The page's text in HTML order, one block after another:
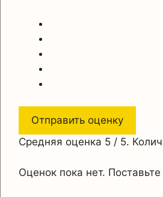
Отправить оценку
Средняя оценка 5 / 5.
Оценок пока нет.